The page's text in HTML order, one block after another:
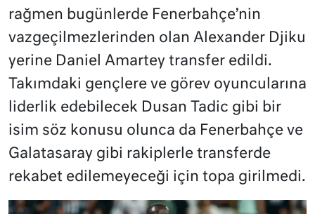
rağmen bugünlerde Fenerbahçe’nin
vazgeçilmezlerinden olan Alexander Djiku
yerine Daniel Amartey transfer edildi.
Takımdaki gençlere ve görev oyuncularına
liderlik edebilecek Dusan Tadic gibi bir
isim söz konusu olunca da Fenerbahçe ve
Galatasaray gibi rakiplerle transferde
rekabet edilemeyeceği için topa girilmedi.